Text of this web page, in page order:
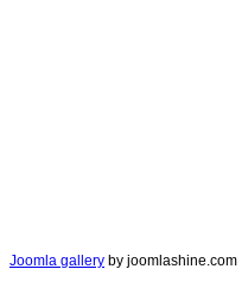
Joomla gallery by joomlashine.com